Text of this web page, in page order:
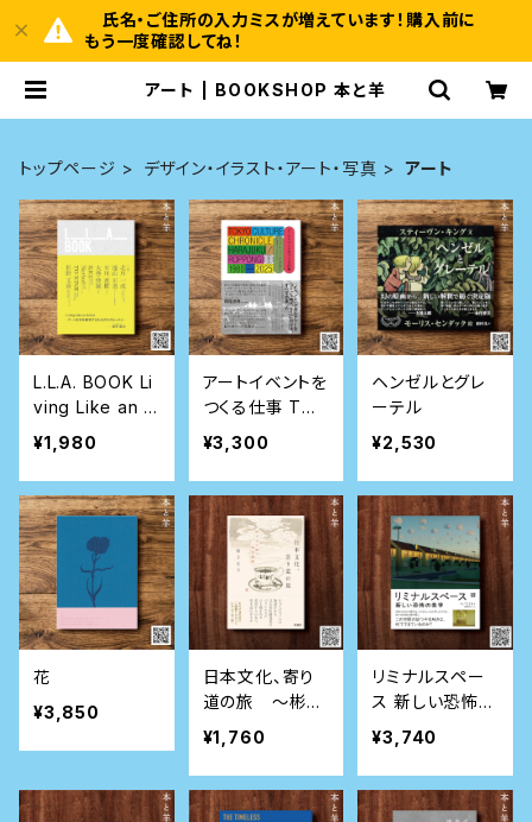
氏名・ご住所の入力ミスが増えています！購入前に
もう一度確認してね！
アート | BOOKSHOP 本と羊
トップページ デザイン・イラスト・アート・写真 アート
L.L.A. BOOK Li
ving Like an A
rtist -アート思
考を獲得するた
めの10のレッス
ン-
¥1,980
アートイベントを
つくる仕事 TOK
YO CULTURE
CHRONICLE
HARAJUKU/R
OPPONGI 198
0―2025
¥3,300
ヘンゼルとグレ
ーテル
¥2,530
花
¥3,850
日本文化、寄り
道の旅 ～彬子
女王殿下特別講
義～
¥1,760
リミナルスペー
ス 新しい恐怖の
美学
¥3,740